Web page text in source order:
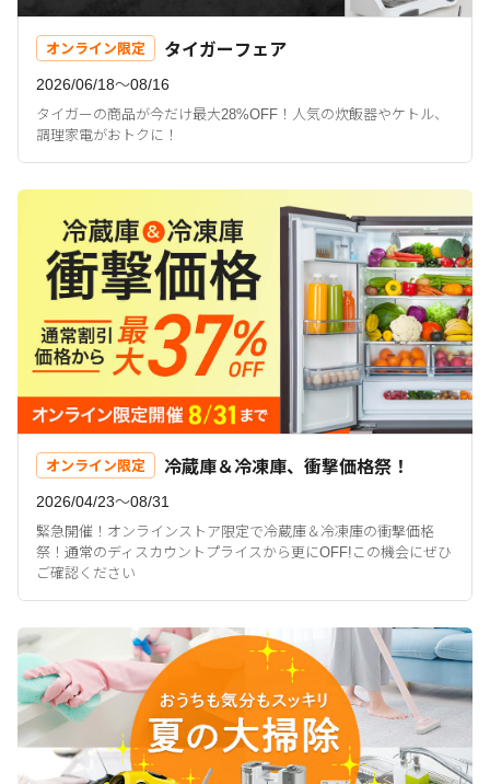
オンライン限定 タイガーフェア
2026/06/18〜08/16
タイガーの商品が今だけ最大28%OFF！人気の炊飯器やケトル、
調理家電がおトクに！
オンライン限定 冷蔵庫＆冷凍庫、衝撃価格祭！
2026/04/23〜08/31
緊急開催！オンラインストア限定で冷蔵庫＆冷凍庫の衝撃価格
祭！通常のディスカウントプライスから更にOFF!この機会にぜひ
ご確認ください